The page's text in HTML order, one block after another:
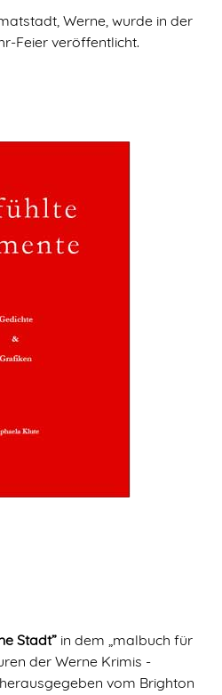
Werne, wurde in der
Feier veröffentlicht.
Stadt” in dem „malbuch für
der Werne Krimis -
vom Brighton